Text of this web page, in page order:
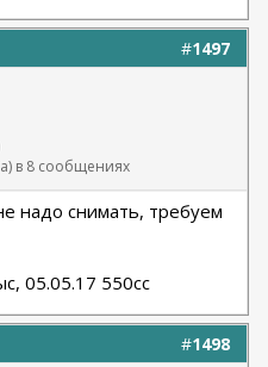
#1497
в 8 сообщениях
надо снимать, требуем
05.05.17 550сс
#1498